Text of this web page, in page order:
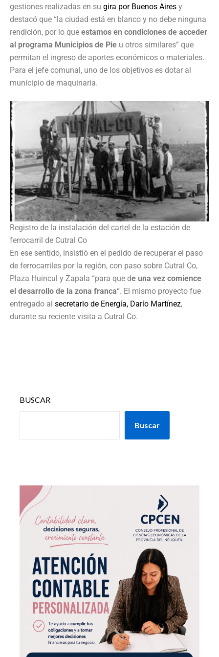
gestiones realizadas en su gira por Buenos Aires y
destacó que “la ciudad está en blanco y no debe ninguna
rendición, por lo que estamos en condiciones de acceder
al programa Municipios de Pie u otros similares” que
permitan el ingreso de aportes económicos o materiales.
Para el jefe comunal, uno de los objetivos es dotar al
municipio de maquinaria.
Registro de la instalación del cartel de la estación de
ferrocarril de Cutral Co
En ese sentido, insistió en el pedido de recuperar el paso
de ferrocarriles por la región, con paso sobre Cutral Co,
Plaza Huincul y Zapala “para que de una vez comience
el desarrollo de la zona franca“. El mismo proyecto fue
entregado al secretario de Energía, Darío Martínez,
durante su reciente visita a Cutral Co.
BUSCAR
Buscar